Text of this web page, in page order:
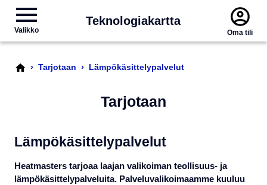
Valikko
Teknologiakartta
Oma tili
› Tarjotaan › Lämpökäsittelypalvelut
Tarjotaan
Lämpökäsittelypalvelut
Heatmasters tarjoaa laajan valikoiman teollisuus- ja
lämpökäsittelypalveluita. Palveluvalikoimaamme kuuluu